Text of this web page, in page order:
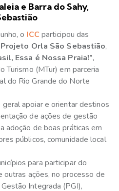
e Barra do Sahy,
o ICC participou das
Projeto Orla São Sebastião,
Essa é Nossa Praia!”,
Turismo (MTur) em parceria
do Rio Grande do Norte
apoiar e orientar destinos
de ações de gestão
adoção de boas práticas em
públicos, comunidade local
para participar do
ações, no processo de
Integrada (PGI),